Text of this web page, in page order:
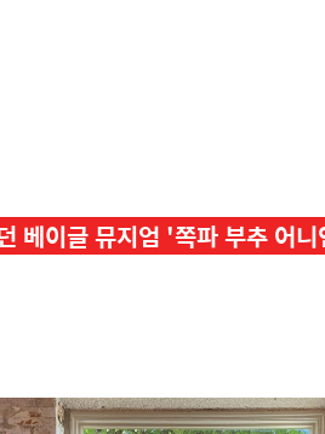
베이글 뮤지엄 '쪽파 부추 어